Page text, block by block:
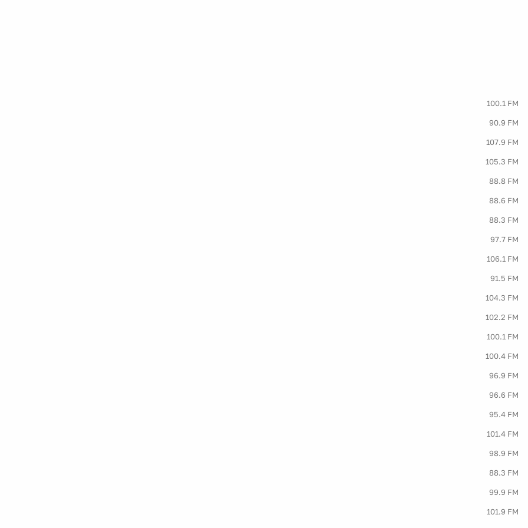
100.1 FM
90.9 FM
107.9 FM
105.3 FM
88.8 FM
88.6 FM
88.3 FM
97.7 FM
106.1 FM
91.5 FM
104.3 FM
102.2 FM
100.1 FM
100.4 FM
96.9 FM
96.6 FM
95.4 FM
101.4 FM
98.9 FM
88.3 FM
99.9 FM
101.9 FM